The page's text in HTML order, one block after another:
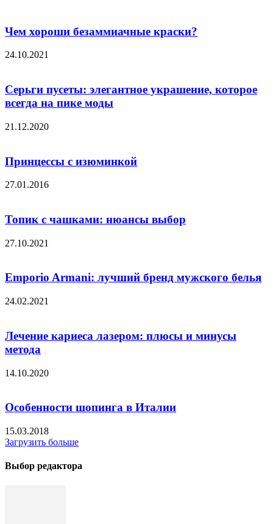
Чем хороши безаммиачные краски?
24.10.2021
Серьги пусеты: элегантное украшение, которое
всегда на пике моды
21.12.2020
Принцессы с изюминкой
27.01.2016
Топик с чашками: нюансы выбор
27.10.2021
Emporio Armani: лучший бренд мужского белья
24.02.2021
Лечение кариеса лазером: плюсы и минусы
метода
14.10.2020
Особенности шопинга в Италии
15.03.2018
Загрузить больше
Выбор редактора